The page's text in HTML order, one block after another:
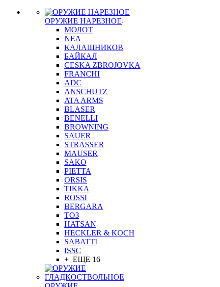
ОРУЖИЕ НАРЕЗНОЕ
МОЛОТ
NEA
КАЛАШНИКОВ
БАЙКАЛ
CESKA ZBROJOVKA
FRANCHI
ADC
ANSCHUTZ
ATA ARMS
BLASER
BENELLI
BROWNING
SAUER
STRASSER
MAUSER
SAKO
PIETTA
ORSIS
TIKKA
ROSSI
BERGARA
ТОЗ
HATSAN
HECKLER & KOCH
SABATTI
ISSC
+ ЕЩЕ 16